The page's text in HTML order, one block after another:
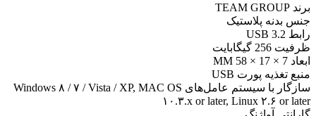
برند TEAM GROUP
جنس بدنه پلاستیک
رابط‌ USB 3.2
ظرفیت 256 گیگابایت
ابعاد 7 × 17 × 58 MM
منبع تغذیه پورت USB
سازگار با سیستم‌ عامل‌های Windows ۸ / ۷ / Vista / XP, MAC OS
۱۰.۳.x or later, Linux ۲.۶ or later